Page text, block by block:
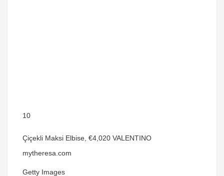
10
Çiçekli Maksi Elbise, €4,020 VALENTINO
mytheresa.com
Getty Images